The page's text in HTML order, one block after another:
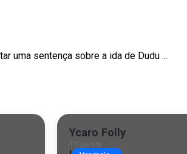
uma sentença sobre a ida de Dudu ...
Ycaro Folly
11 posts